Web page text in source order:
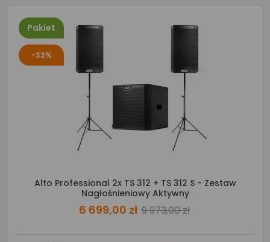
Pakiet
-33%
Alto Professional 2x TS 312 + TS 312 S - Zestaw
Nagłośnieniowy Aktywny
6 699,00 zł 9 973,00 zł